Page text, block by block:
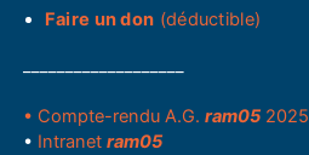
Faire un don (déductible)
• Compte-rendu A.G.ram05 2025
• Intranetram05